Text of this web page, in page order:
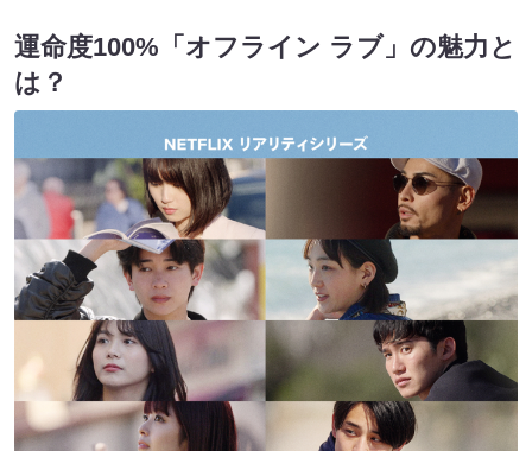
運命度100%「オフライン ラブ」の魅力と
は？